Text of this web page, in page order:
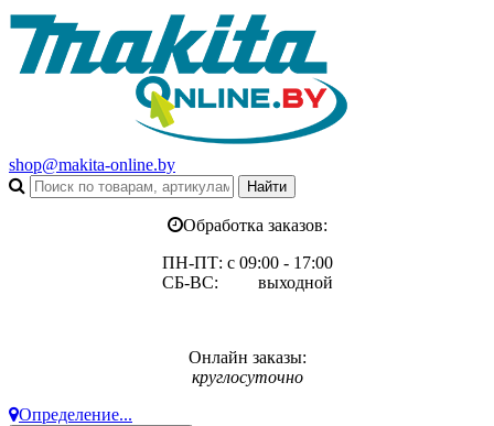
shop@makita-online.by
Обработка заказов:
ПН-ПТ: с 09:00 - 17:00
СБ-ВС: выходной
Онлайн заказы:
круглосуточно
Определение...